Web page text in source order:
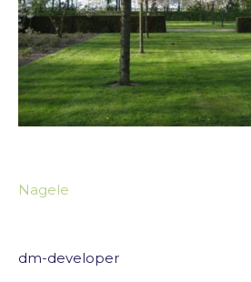
Nagele
dm-developer